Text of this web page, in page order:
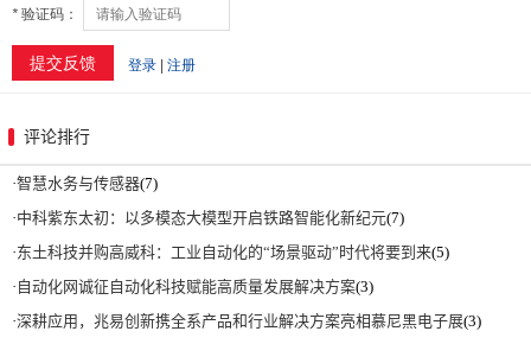
评论排行
·智慧水务与传感器(7)
·中科紫东太初：以多模态大模型开启铁路智能化新纪元(7)
·东土科技并购高威科：工业自动化的“场景驱动”时代将要到来(5)
· 自动化网诚征自动化科技赋能高质量发展解决方案(3)
·深耕应用，兆易创新携全系产品和行业解决方案亮相慕尼黑电子展(3)